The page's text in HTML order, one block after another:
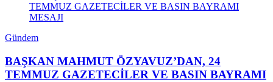
Gündem
BAŞKAN MAHMUT ÖZYAVUZ’DAN, 24
TEMMUZ GAZETECİLER VE BASIN BAYRAMI